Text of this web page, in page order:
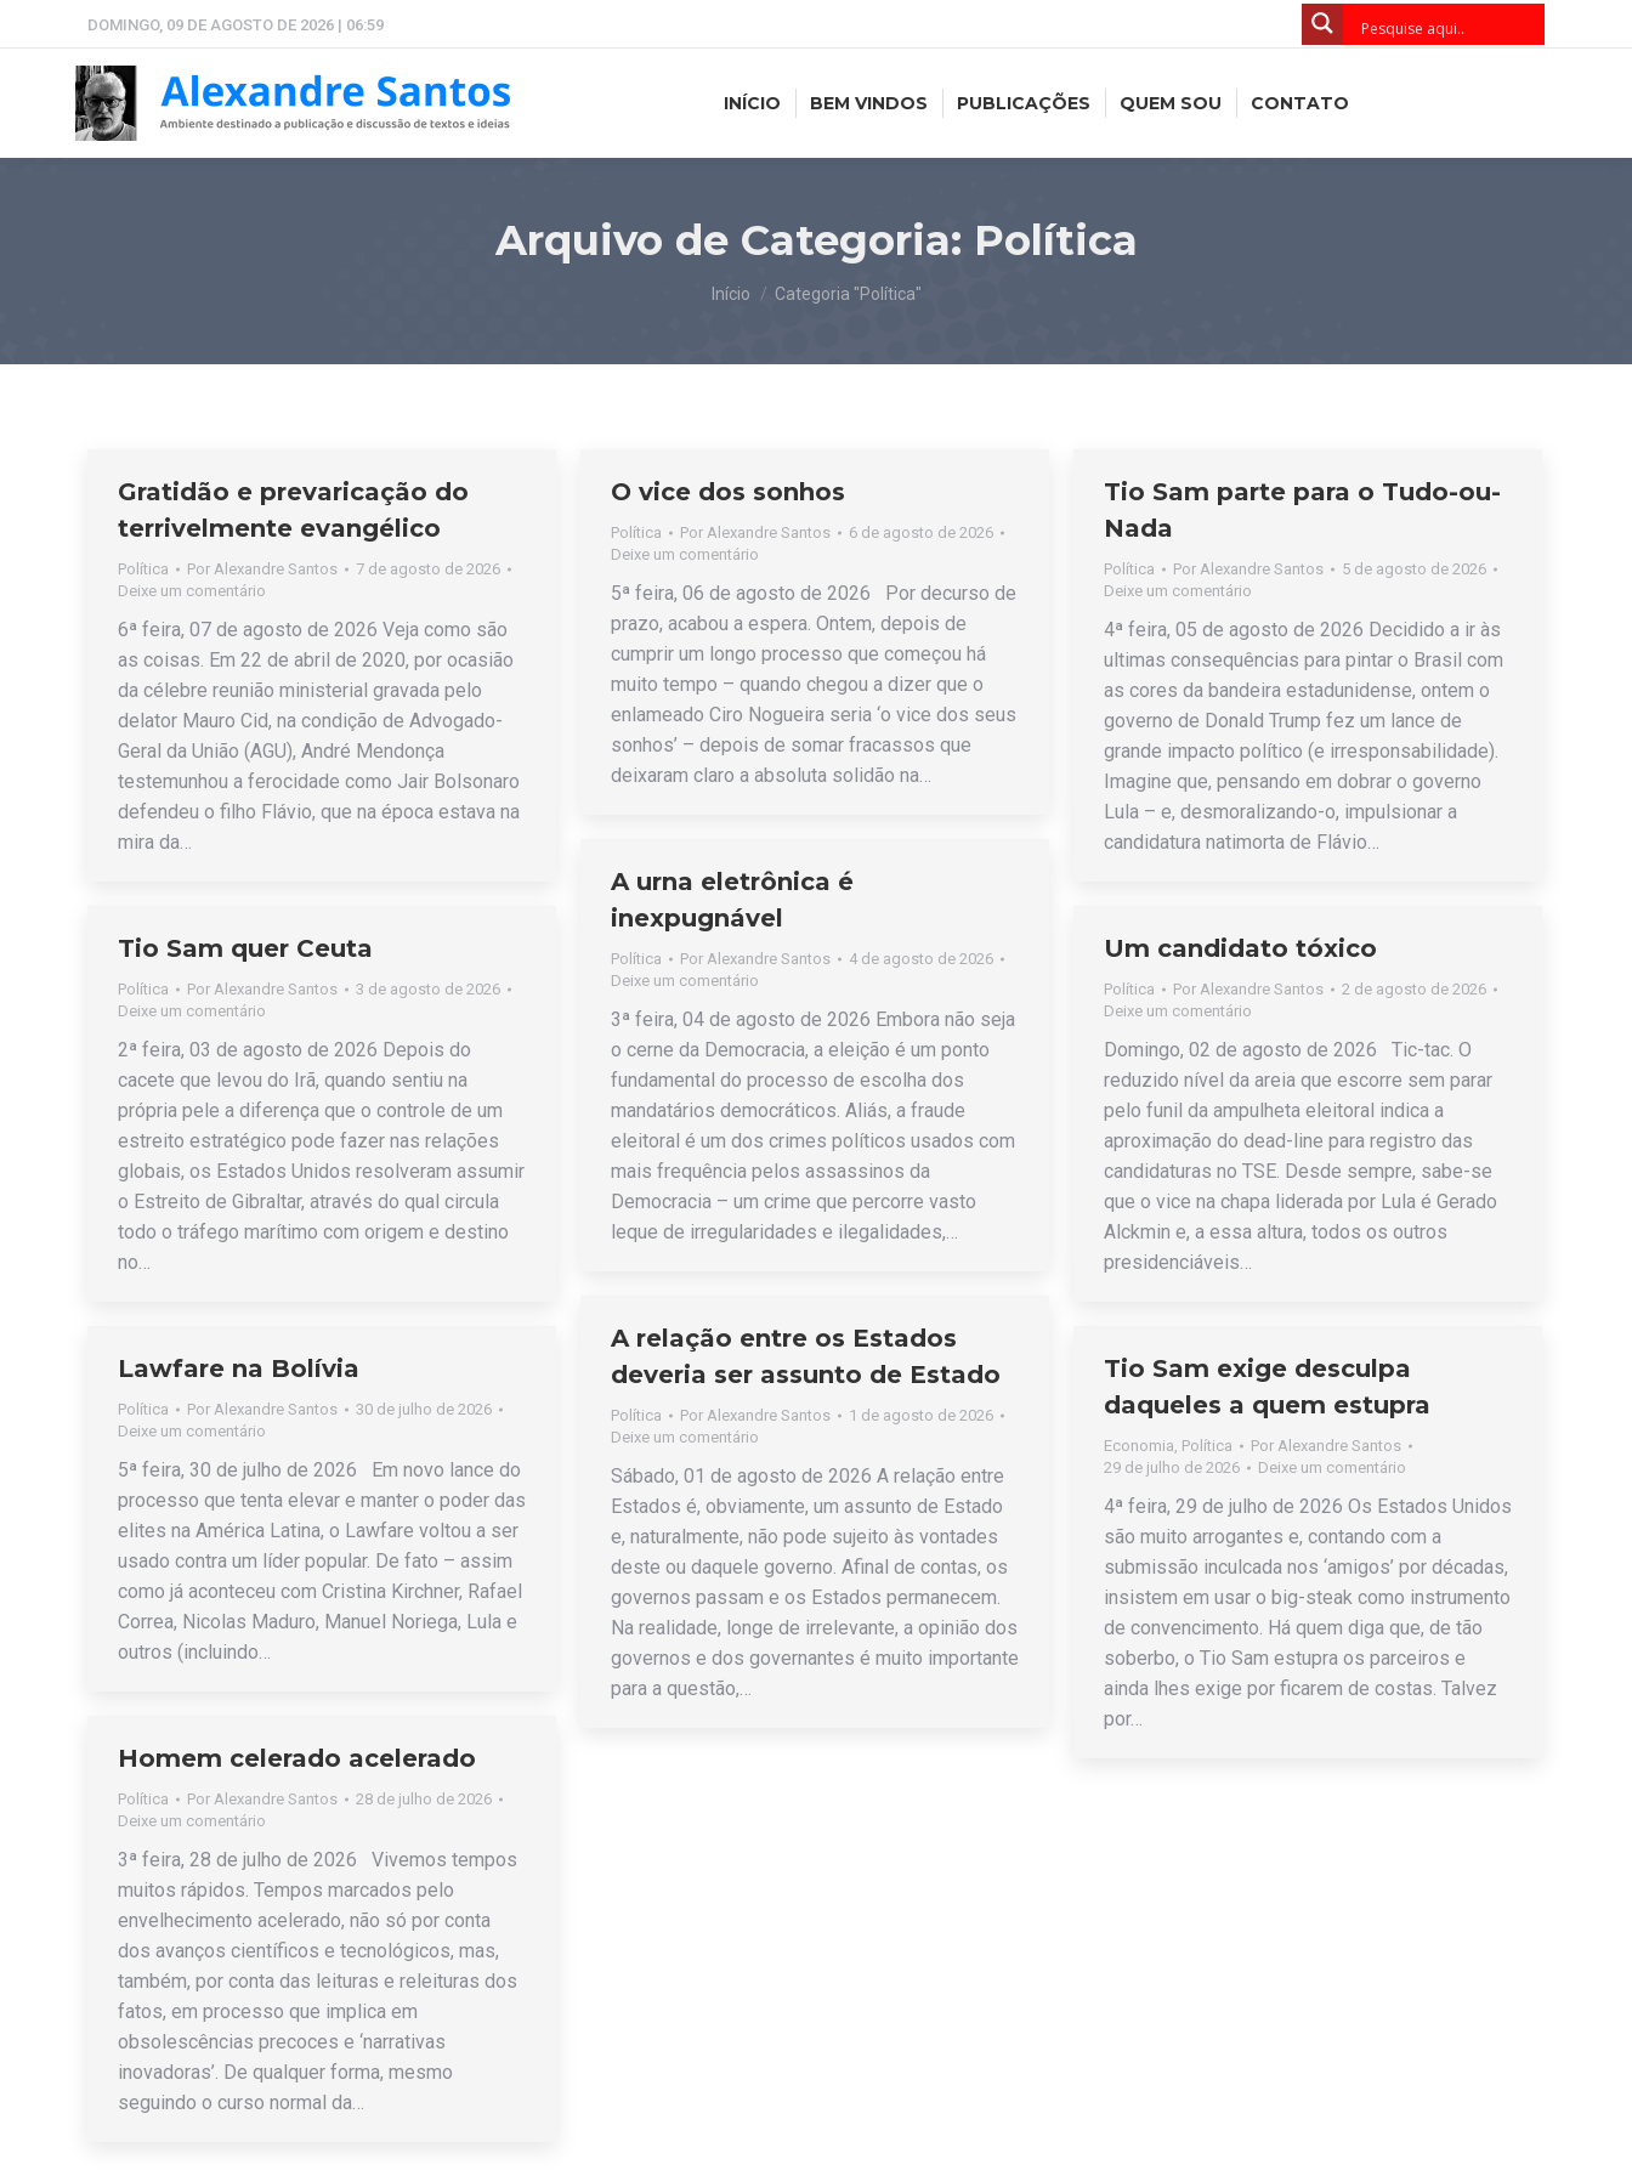
DOMINGO, 09 DE AGOSTO DE 2026 | 06:59
INÍCIO BEM VINDOS PUBLICAÇÕES QUEM SOU CONTATO
Arquivo de Categoria: Política
Você está aqui:
Início Categoria "Política"
Gratidão e prevaricação do
terrivelmente evangélico
Política Por Alexandre Santos
7 de agosto de 2026
Deixe um comentário
6ª feira, 07 de agosto de 2026 Veja como são
as coisas. Em 22 de abril de 2020, por ocasião
da célebre reunião ministerial gravada pelo
delator Mauro Cid, na condição de Advogado-
Geral da União (AGU), André Mendonça
testemunhou a ferocidade como Jair Bolsonaro
defendeu o filho Flávio, que na época estava na
mira da…
O vice dos sonhos
Política Por Alexandre Santos
6 de agosto de 2026
Deixe um comentário
5ª feira, 06 de agosto de 2026 Por decurso de
prazo, acabou a espera. Ontem, depois de
cumprir um longo processo que começou há
muito tempo – quando chegou a dizer que o
enlameado Ciro Nogueira seria ‘o vice dos seus
sonhos’ – depois de somar fracassos que
deixaram claro a absoluta solidão na…
Tio Sam parte para o Tudo-ou-
Nada
Política Por Alexandre Santos
5 de agosto de 2026
Deixe um comentário
4ª feira, 05 de agosto de 2026 Decidido a ir às
ultimas consequências para pintar o Brasil com
as cores da bandeira estadunidense, ontem o
governo de Donald Trump fez um lance de
grande impacto político (e irresponsabilidade).
Imagine que, pensando em dobrar o governo
Lula – e, desmoralizando-o, impulsionar a
candidatura natimorta de Flávio…
A urna eletrônica é
inexpugnável
Política Por Alexandre Santos
4 de agosto de 2026
Deixe um comentário
3ª feira, 04 de agosto de 2026 Embora não seja
o cerne da Democracia, a eleição é um ponto
fundamental do processo de escolha dos
mandatários democráticos. Aliás, a fraude
eleitoral é um dos crimes políticos usados com
mais frequência pelos assassinos da
Democracia – um crime que percorre vasto
leque de irregularidades e ilegalidades,…
Tio Sam quer Ceuta
Política Por Alexandre Santos
3 de agosto de 2026
Deixe um comentário
2ª feira, 03 de agosto de 2026 Depois do
cacete que levou do Irã, quando sentiu na
própria pele a diferença que o controle de um
estreito estratégico pode fazer nas relações
globais, os Estados Unidos resolveram assumir
o Estreito de Gibraltar, através do qual circula
todo o tráfego marítimo com origem e destino
no…
Um candidato tóxico
Política Por Alexandre Santos
2 de agosto de 2026
Deixe um comentário
Domingo, 02 de agosto de 2026 Tic-tac. O
reduzido nível da areia que escorre sem parar
pelo funil da ampulheta eleitoral indica a
aproximação do dead-line para registro das
candidaturas no TSE. Desde sempre, sabe-se
que o vice na chapa liderada por Lula é Gerado
Alckmin e, a essa altura, todos os outros
presidenciáveis…
A relação entre os Estados
deveria ser assunto de Estado
Política Por Alexandre Santos
1 de agosto de 2026
Deixe um comentário
Sábado, 01 de agosto de 2026 A relação entre
Estados é, obviamente, um assunto de Estado
e, naturalmente, não pode sujeito às vontades
deste ou daquele governo. Afinal de contas, os
governos passam e os Estados permanecem.
Na realidade, longe de irrelevante, a opinião dos
governos e dos governantes é muito importante
para a questão,…
Lawfare na Bolívia
Política Por Alexandre Santos
30 de julho de 2026
Deixe um comentário
5ª feira, 30 de julho de 2026 Em novo lance do
processo que tenta elevar e manter o poder das
elites na América Latina, o Lawfare voltou a ser
usado contra um líder popular. De fato – assim
como já aconteceu com Cristina Kirchner, Rafael
Correa, Nicolas Maduro, Manuel Noriega, Lula e
outros (incluindo…
Tio Sam exige desculpa
daqueles a quem estupra
Economia, Política Por Alexandre Santos
29 de julho de 2026
Deixe um comentário
4ª feira, 29 de julho de 2026 Os Estados Unidos
são muito arrogantes e, contando com a
submissão inculcada nos ‘amigos’ por décadas,
insistem em usar o big-steak como instrumento
de convencimento. Há quem diga que, de tão
soberbo, o Tio Sam estupra os parceiros e
ainda lhes exige por ficarem de costas. Talvez
por…
Homem celerado acelerado
Política Por Alexandre Santos
28 de julho de 2026
Deixe um comentário
3ª feira, 28 de julho de 2026 Vivemos tempos
muitos rápidos. Tempos marcados pelo
envelhecimento acelerado, não só por conta
dos avanços científicos e tecnológicos, mas,
também, por conta das leituras e releituras dos
fatos, em processo que implica em
obsolescências precoces e ‘narrativas
inovadoras’. De qualquer forma, mesmo
seguindo o curso normal da…